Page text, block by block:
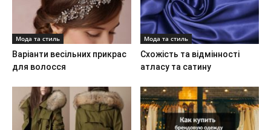
Мода та стиль
Варіанти весільних прикрас
для волосся
Мода та стиль
Схожість та відмінності
атласу та сатину